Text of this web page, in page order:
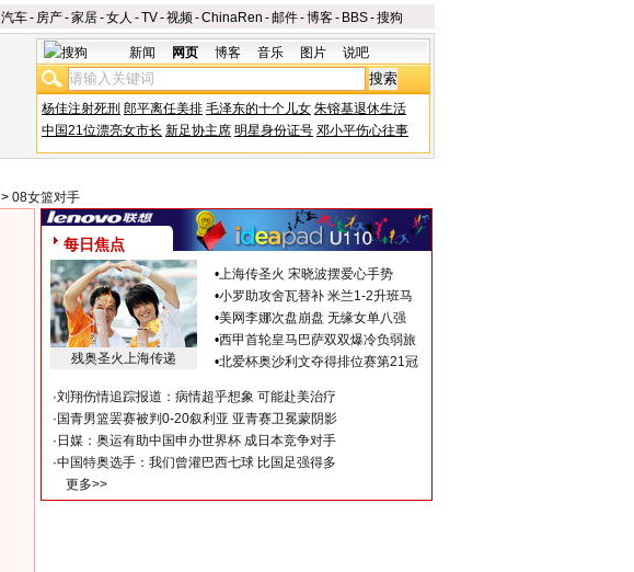
汽车- 房产-家居-女人 -TV-视频-ChinaRen -邮件-博客- BBS-搜狗
新闻 网页 博客 音乐 图片 说吧
杨佳注射死刑 郎平离任美排 毛泽东的十个儿女 朱镕基退休生活
中国21位漂亮女市长 新足协主席 明星身份证号 邓小平伤心往事
> 08女篮对手
每日焦点
残奥圣火上海传递
•上海传圣火 宋晓波摆爱心手势
•小罗助攻舍瓦替补 米兰1-2升班马
•美网李娜次盘崩盘 无缘女单八强
•西甲首轮皇马巴萨双双爆冷负弱旅
•北爱杯奥沙利文夺得排位赛第21冠
·刘翔伤情追踪报道：病情超乎想象 可能赴美治疗
· 国青男篮罢赛被判0-20叙利亚 亚青赛卫冕蒙阴影
· 日媒：奥运有助中国申办世界杯 成日本竞争对手
·中国特奥选手：我们曾灌巴西七球 比国足强得多
更多>>